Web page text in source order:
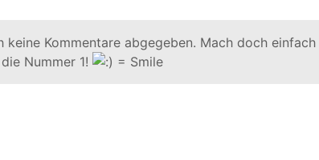
keine Kommentare abgegeben. Mach doch einfach
Nummer 1!